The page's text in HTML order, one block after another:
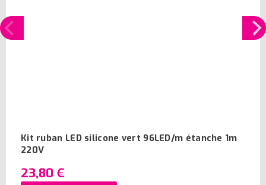
Kit ruban LED silicone vert 96LED/m étanche 1m
220V
23,80 €